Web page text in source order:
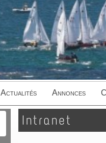
Actualités Annonces
Intranet